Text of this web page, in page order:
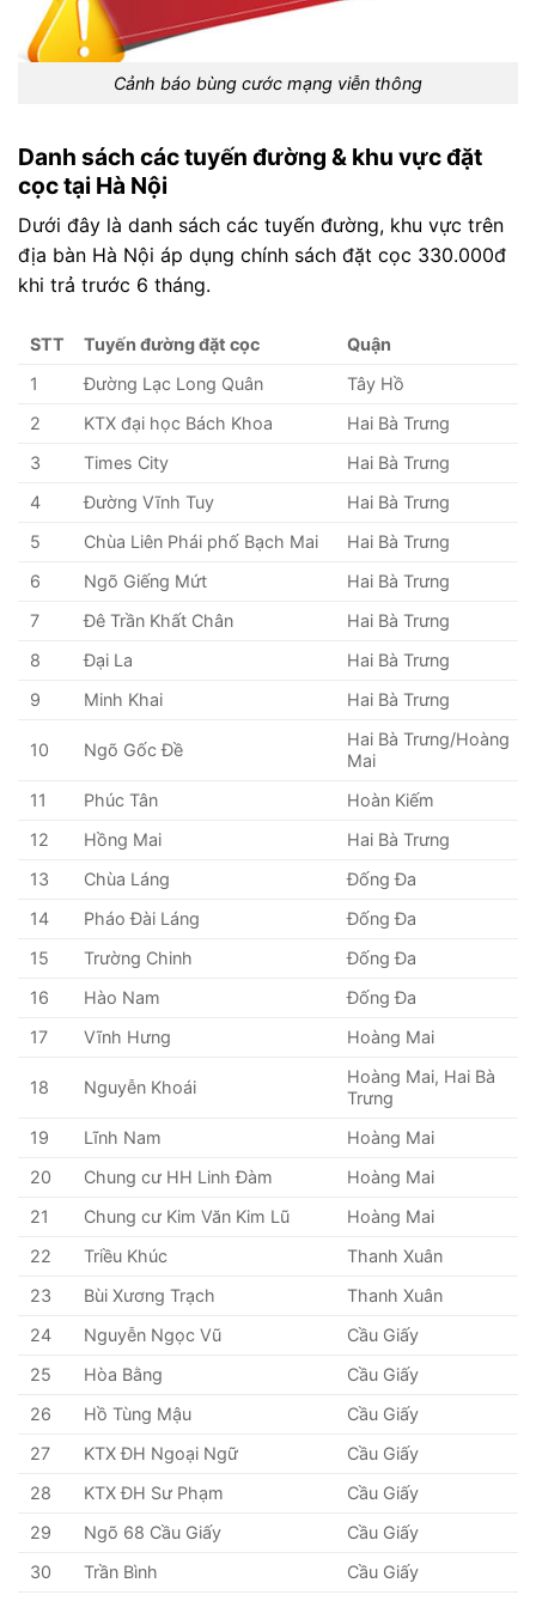
Cảnh báo bùng cước mạng viễn thông
Danh sách các tuyến đường & khu vực đặt
cọc tại Hà Nội
Dưới đây là danh sách các tuyến đường, khu vực trên
địa bàn Hà Nội áp dụng chính sách đặt cọc 330.000đ
khi trả trước 6 tháng.
STT Tuyến đườngđặt cọc
Quận
1
Đường Lạc Long Quân
Tây Hồ
2
KTX đại học Bách Khoa
Hai Bà Trưng
3
Times City
Hai Bà Trưng
4
Đường Vĩnh Tuy
Hai Bà Trưng
5
Chùa Liên Phái phố Bạch Mai
Hai Bà Trưng
6
Ngõ Giếng Mứt
Hai Bà Trưng
7
Đê Trần Khất Chân
Hai Bà Trưng
8
Đại La
Hai Bà Trưng
9
Minh Khai Hai Bà Trưng
10 Ngõ Gốc Đề
Hai Bà Trưng/Hoàng
Mai
11
Phúc Tân
Hoàn Kiếm
12
Hồng Mai
Hai Bà Trưng
13
Chùa Láng
Đống Đa
14
Pháo Đài Láng
Đống Đa
15
Trường Chinh
Đống Đa
16
Hào Nam
Đống Đa
17
Vĩnh Hưng Hoàng Mai
18 Nguyễn Khoái
Hoàng Mai, Hai Bà
Trưng
19
Lĩnh Nam
Hoàng Mai
20
Chung cư HH Linh Đàm
Hoàng Mai
21
Chung cư Kim Văn Kim Lũ
Hoàng Mai
22
Triều Khúc
Thanh Xuân
23
Bùi Xương Trạch
Thanh Xuân
24
Nguyễn Ngọc Vũ
Cầu Giấy
25
Hòa Bằng
Cầu Giấy
26
Hồ Tùng Mậu
Cầu Giấy
27
KTX ĐH Ngoại Ngữ
Cầu Giấy
28
KTX ĐH Sư Phạm
Cầu Giấy
29
Ngõ 68 Cầu Giấy
Cầu Giấy
30
Trần Bình Cầu Giấy